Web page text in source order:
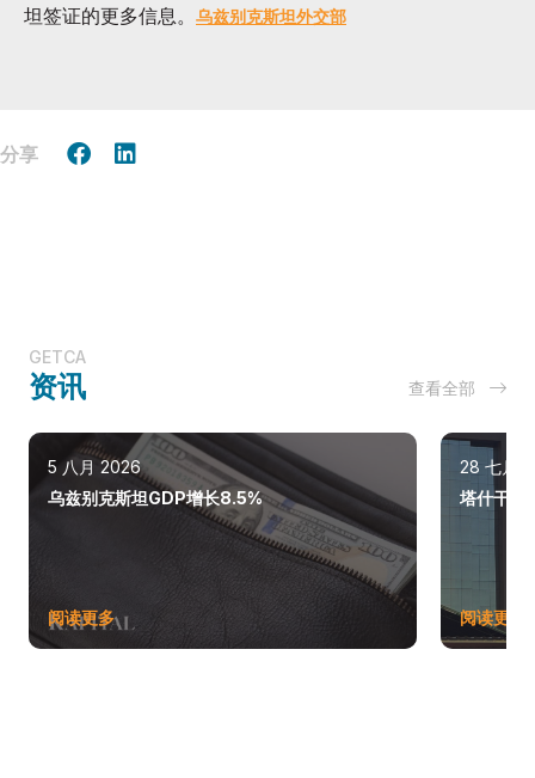
坦签证的更多信息。 乌兹别克斯坦外交部
分享
GETCA
资讯 查看全部
5 八月 2026
乌兹别克斯坦GDP增长8.5%
阅读更多
28 七月
塔什干巩
阅读更多